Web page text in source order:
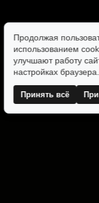
Продолжая
использованием
улучшают работу
настройках браузера.
Принять всё